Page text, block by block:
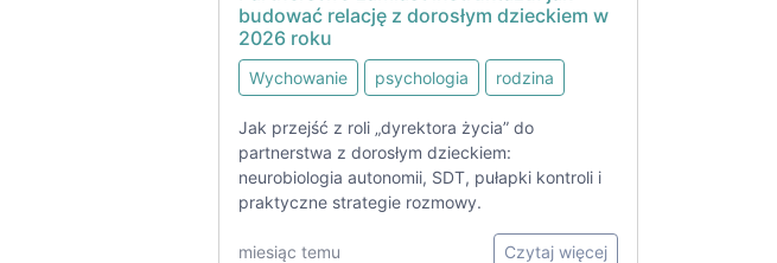
budować relację z dorosłym dzieckiem w
2026 roku
Wychowanie psychologia rodzina
Jak przejść z roli „dyrektora życia” do
partnerstwa z dorosłym dzieckiem:
neurobiologia autonomii, SDT, pułapki kontroli i
praktyczne strategie rozmowy.
miesiąc temu Czytaj więcej